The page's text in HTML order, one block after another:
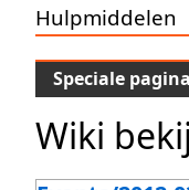
Hulpmiddelen
Speciale pagina
Wiki